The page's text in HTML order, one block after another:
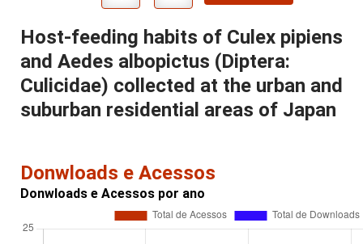
Host-feeding habits of Culex pipiens
and Aedes albopictus (Diptera:
Culicidae) collected at the urban and
suburban residential areas of Japan
Donwloads e Acessos
Donwloads e Acessos por ano